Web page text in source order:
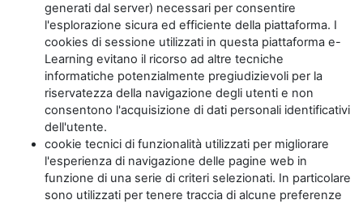
generati dal server) necessari per consentire
l'esplorazione sicura ed efficiente della piattaforma. I
cookies di sessione utilizzati in questa piattaforma e-
Learning evitano il ricorso ad altre tecniche
informatiche potenzialmente pregiudizievoli per la
riservatezza della navigazione degli utenti e non
consentono l'acquisizione di dati personali identificativi
dell'utente.
cookie tecnici di funzionalità utilizzati per migliorare
l'esperienza di navigazione delle pagine web in
funzione di una serie di criteri selezionati. In particolare
sono utilizzati per tenere traccia di alcune preferenze